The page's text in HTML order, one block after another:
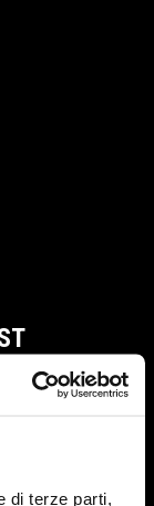
di terze parti,